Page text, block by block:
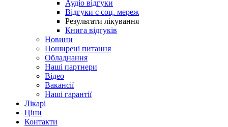
Аудіо відгуки
Відгуки с соц. мереж
Результати лікування
Книга відгуків
Новини
Поширені питання
Обладнання
Наші партнери
Відео
Вакансії
Наші гарантії
Лікарі
Ціни
Контакти